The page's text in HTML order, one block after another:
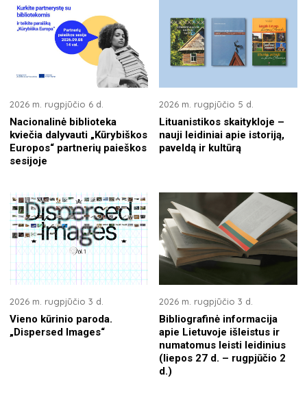
2026 m. rugpjūčio 6 d.
Nacionalinė biblioteka
kviečia dalyvauti „Kūrybiškos
Europos“ partnerių paieškos
sesijoje
2026 m. rugpjūčio 5 d.
Lituanistikos skaitykloje –
nauji leidiniai apie istoriją,
paveldą ir kultūrą
2026 m. rugpjūčio 3 d.
Vieno kūrinio paroda.
„Dispersed Images“
2026 m. rugpjūčio 3 d.
Bibliografinė informacija
apie Lietuvoje išleistus ir
numatomus leisti leidinius
(liepos 27 d. – rugpjūčio 2
d.)